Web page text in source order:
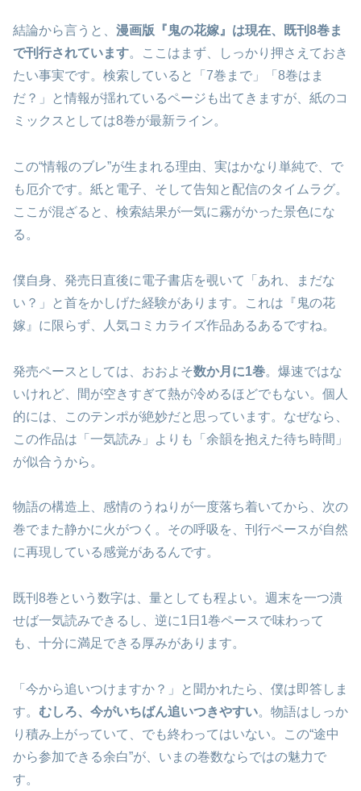
結論から言うと、 漫画版『鬼の花嫁』は現在、既刊8巻ま
で刊行されています。ここはまず、しっかり押さえておき
たい事実です。検索していると「7巻まで」「8巻はま
だ？」と情報が揺れているページも出てきますが、紙のコ
ミックスとしては8巻が最新ライン。
この“情報のブレ”が生まれる理由、実はかなり単純で、で
も厄介です。紙と電子、そして告知と配信のタイムラグ。
ここが混ざると、検索結果が一気に霧がかった景色にな
る。
僕自身、発売日直後に電子書店を覗いて「あれ、まだな
い？」と首をかしげた経験があります。これは『鬼の花
嫁』に限らず、人気コミカライズ作品あるあるですね。
発売ペースとしては、おおよそ数か月に1巻。爆速ではな
いけれど、間が空きすぎて熱が冷めるほどでもない。個人
的には、このテンポが絶妙だと思っています。なぜなら、
この作品は「一気読み」よりも「余韻を抱えた待ち時間」
が似合うから。
物語の構造上、感情のうねりが一度落ち着いてから、次の
巻でまた静かに火がつく。その呼吸を、刊行ペースが自然
に再現している感覚があるんです。
既刊8巻という数字は、量としても程よい。週末を一つ潰
せば一気読みできるし、逆に1日1巻ペースで味わって
も、十分に満足できる厚みがあります。
「今から追いつけますか？」と聞かれたら、僕は即答しま
す。 むしろ、今がいちばん追いつきやすい。物語はしっか
り積み上がっていて、でも終わってはいない。この“途中
から参加できる余白”が、いまの巻数ならではの魅力で
す。